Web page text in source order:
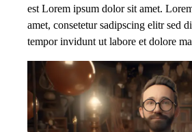
est Lorem ipsum dolor sit amet.
amet, consetetur sadipscing elitr sed
tempor invidunt ut labore et dolore